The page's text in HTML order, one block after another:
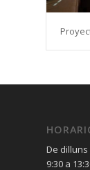
De
9:30 a